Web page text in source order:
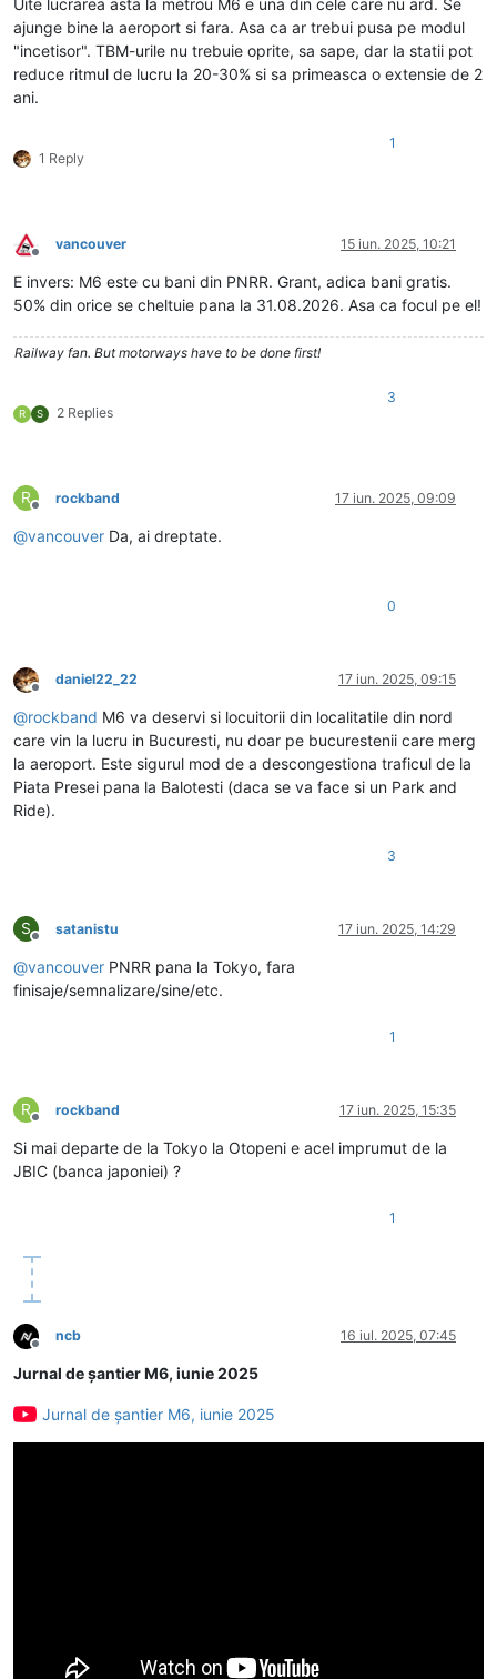
Uite lucrarea asta la metrou M6 e una din cele care nu ard. Se
ajunge bine la aeroport si fara. Asa ca ar trebui pusa pe modul
"incetisor". TBM-urile nu trebuie oprite, sa sape, dar la statii pot
reduce ritmul de lucru la 20-30% si sa primeasca o extensie de 2
ani.
1 Reply
1
Deconectat
vancouver 15 iun. 2025, 10:21
E invers: M6 este cu bani din PNRR. Grant, adica bani gratis.
50% din orice se cheltuie pana la 31.08.2026. Asa ca focul pe el!
Railway fan. But motorways have to be done first!
R S 2 Replies
3
R
Deconectat
rockband 17 iun. 2025, 09:09
@vancouver Da, ai dreptate.
0
Deconectat
daniel22_22 17 iun. 2025, 09:15
@rockband M6 va deservi si locuitorii din localitatile din nord
care vin la lucru in Bucuresti, nu doar pe bucurestenii care merg
la aeroport. Este sigurul mod de a descongestiona traficul de la
Piata Presei pana la Balotesti (daca se va face si un Park and
Ride).
3
S
Deconectat
satanistu 17 iun. 2025, 14:29
@vancouver PNRR pana la Tokyo, fara
finisaje/semnalizare/sine/etc.
1
R
Deconectat
rockband 17 iun. 2025, 15:35
Si mai departe de la Tokyo la Otopeni e acel imprumut de la
JBIC (banca japoniei) ?
1
Deconectat
ncb 16 iul. 2025, 07:45
Jurnal de șantier M6, iunie 2025
Jurnal de șantier M6, iunie 2025